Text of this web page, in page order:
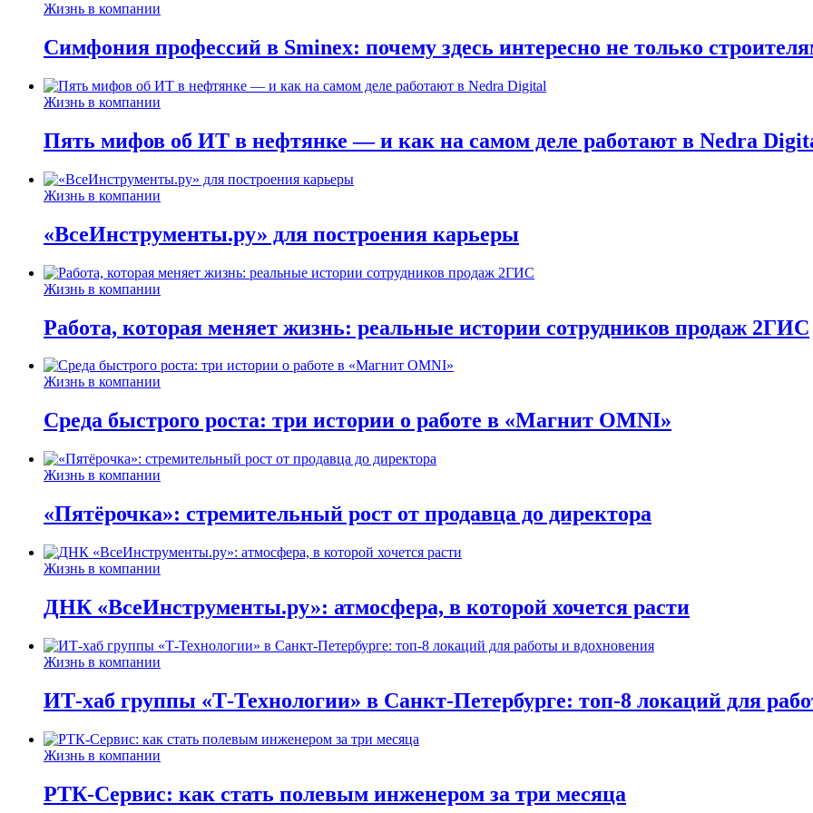
Жизнь в компании
Симфония профессий в Sminex: почему здесь интересно не только
Жизнь в компании
Пять мифов об ИТ в нефтянке — и как на самом деле работают в Nedra
Жизнь в компании
«ВсеИнструменты.ру» для построения карьеры
Жизнь в компании
Работа, которая меняет жизнь: реальные истории сотрудников продаж 2ГИС
Жизнь в компании
Среда быстрого роста: три истории о работе в «Магнит OMNI»
Жизнь в компании
«Пятёрочка»: стремительный рост от продавца до директора
Жизнь в компании
ДНК «ВсеИнструменты.ру»: атмосфера, в которой хочется расти
Жизнь в компании
ИТ-хаб группы «Т-Технологии» в Санкт-Петербурге: топ-8 локаций для
Жизнь в компании
РТК-Сервис: как стать полевым инженером за три месяца